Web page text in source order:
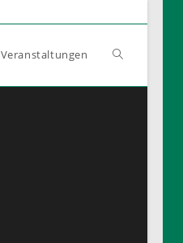
Veranstaltungen